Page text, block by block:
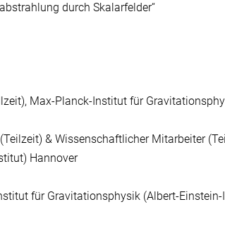
durch Skalarfelder“
Max-Planck-Institut für
& Wissenschaftlicher Mitarbeiter
Hannover
für Gravitationsphysik (Albert-